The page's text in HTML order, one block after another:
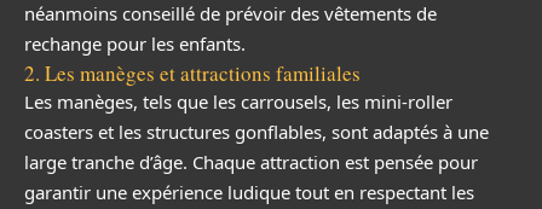
néanmoins conseillé de prévoir des vêtements de
rechange pour les enfants.
2. Les manèges et attractions familiales
Les manèges, tels que les carrousels, les mini-roller
coasters et les structures gonflables, sont adaptés à une
large tranche d’âge. Chaque attraction est pensée pour
garantir une expérience ludique tout en respectant les